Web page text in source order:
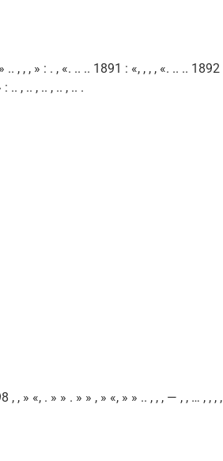
.. , , , » : . , «. .. .. 1891 : «, , , , «. .. ..
.. , .. , .. , .. , .. .
, » «, . » » . » » , » «, » » .. , , , — , , … , , ,